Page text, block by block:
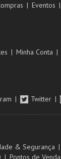
Eventos
Minha Conta
Twitter
& Segurança
Pontos de Venda